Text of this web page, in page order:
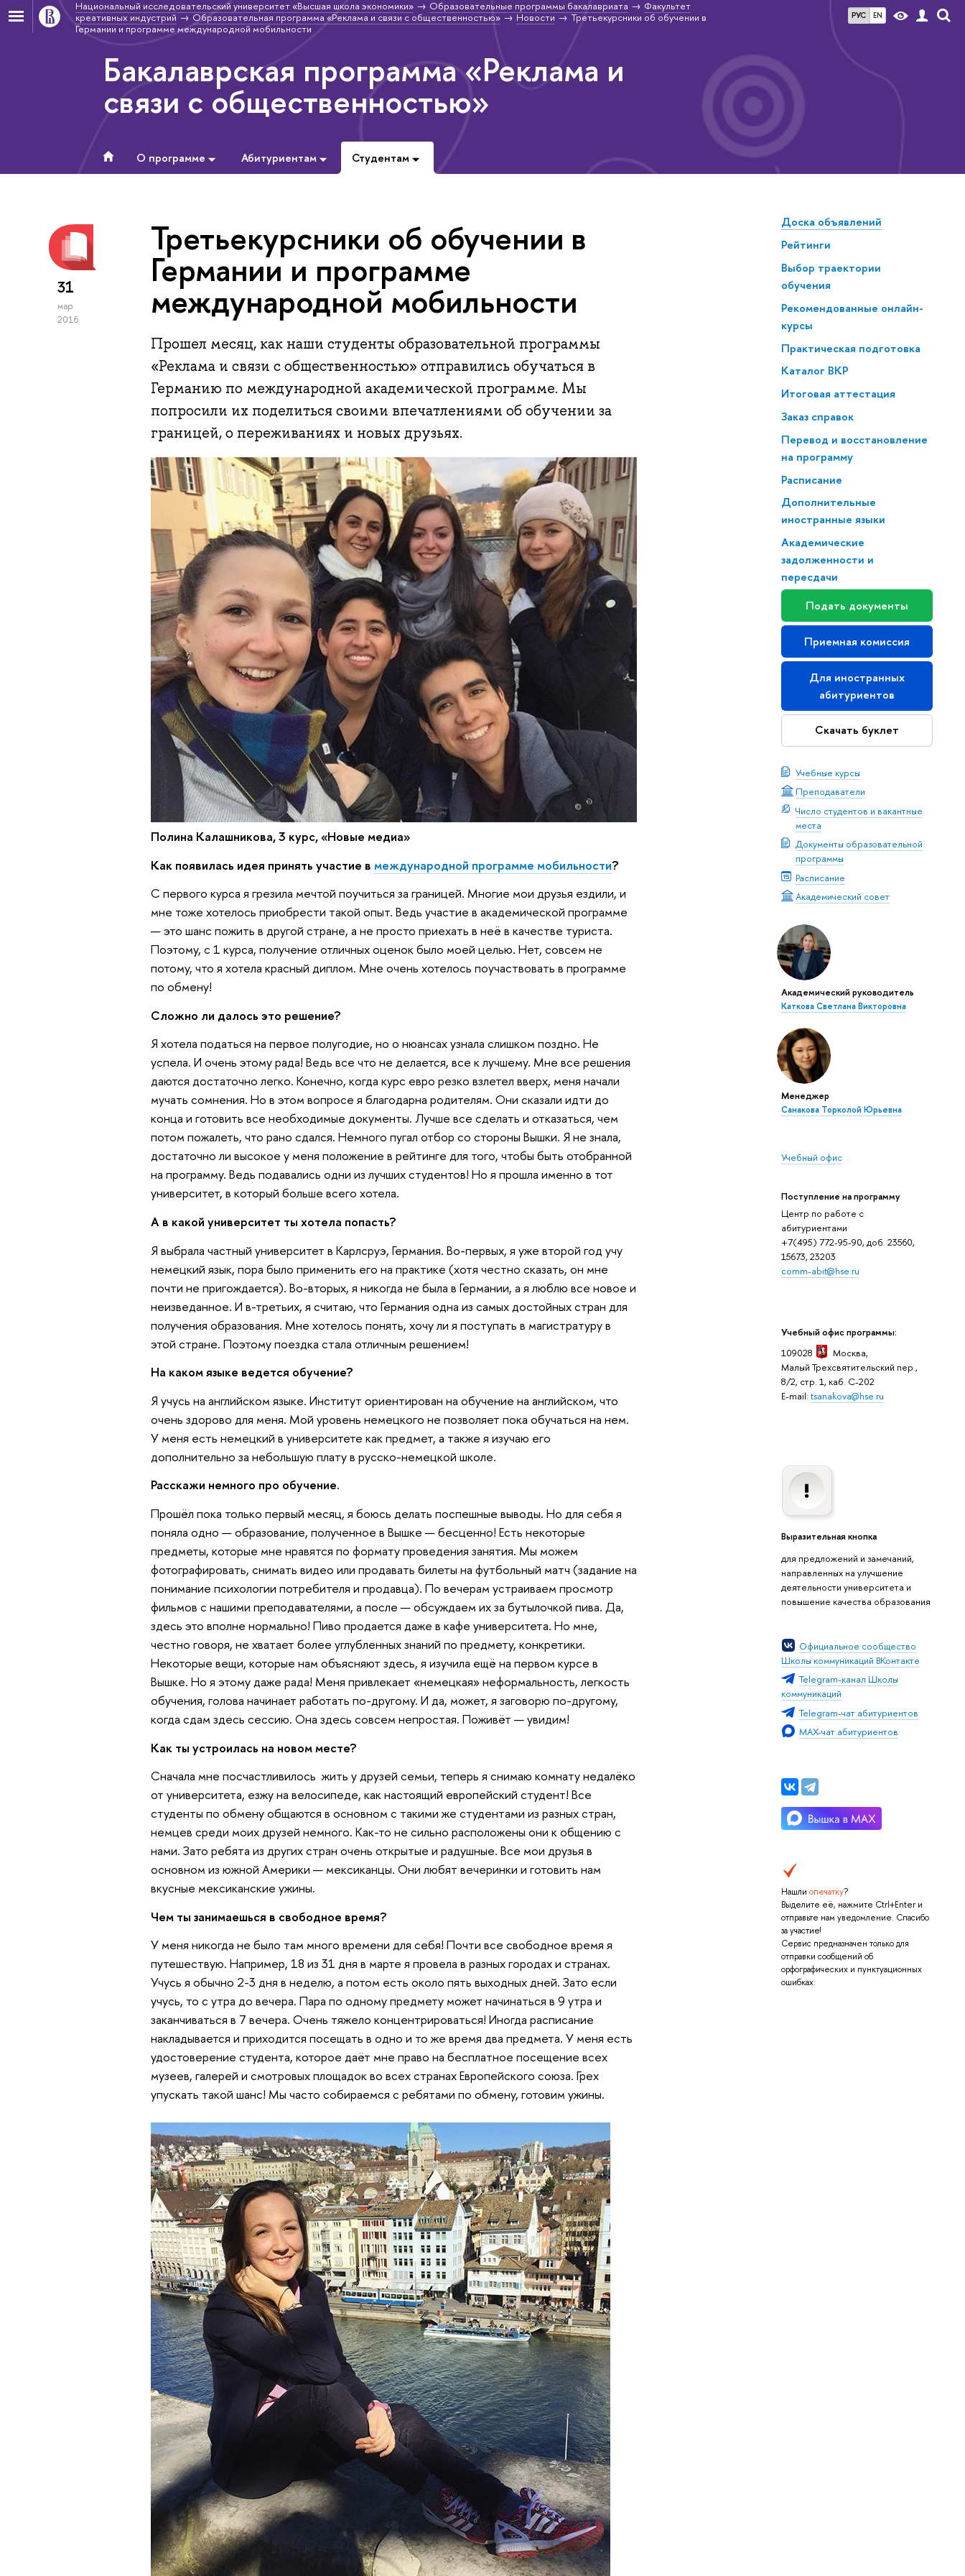
РУС EN
Национальный исследовательский университет «Высшая школа экономики» Образовательные программы бакалавриата
Факультет
креативных индустрий
Образовательная программа «Реклама и связи с общественностью» Новости
Третьекурсники об обучении в
Германии и программе международной мобильности
Бакалаврская программа «Реклама и
связи с общественностью»
О программе Абитуриентам Студентам
Доска объявлений
Рейтинги
Выбор траектории
обучения
Рекомендованные онлайн-
курсы
Практическая подготовка
Каталог ВКР
Итоговая аттестация
Заказ справок
Перевод и восстановление
на программу
Расписание
Дополнительные
иностранные языки
Академические
задолженности и
пересдачи
Подать документы
Приемная комиссия
Для иностранных
абитуриентов
Скачать буклет
Учебные курсы
Преподаватели
Число студентов и вакантные
места
Документы образовательной
программы
Расписание
Академический совет
Академический руководитель
Каткова Светлана Викторовна
Менеджер
Санакова Торколой Юрьевна
Учебный офис
Поступление на программу
Центр по работе с
абитуриентами
+7(495) 772-95-90, доб. 23560,
15673, 23203
comm-abit@hse.ru
Учебный офис программы:
109028
Москва,
Малый Трехсвятительский пер.,
8/2, стр. 1, каб. C-202
E-mail: tsanakova@hse.ru
Выразительная кнопка
для предложений и замечаний,
направленных на улучшение
деятельности университета и
повышение качества образования
Официальное сообщество
Школы коммуникаций ВКонтакте
Telegram-канал Школы
коммуникаций
Telegram-чат абитуриентов
MAX-чат абитуриентов
Нашли опечатку?
Выделите её, нажмите Ctrl+Enter и
отправьте нам уведомление. Спасибо
за участие!
Сервис предназначен только для
отправки сообщений об
орфографических и пунктуационных
ошибках.
31
мар
2016
Третьекурсники об обучении в
Германии и программе
международной мобильности
Прошел месяц, как наши студенты образовательной программы
«Реклама и связи с общественностью» отправились обучаться в
Германию по международной академической программе. Мы
попросили их поделиться своими впечатлениями об обучении за
границей, о переживаниях и новых друзьях.
Полина Калашникова, 3 курс, «Новые медиа»
Как появилась идея принять участие в международной программе мобильности?
С первого курса я грезила мечтой поучиться за границей. Многие мои друзья ездили, и
мне тоже хотелось приобрести такой опыт. Ведь участие в академической программе
— это шанс пожить в другой стране, а не просто приехать в неё в качестве туриста.
Поэтому, с 1 курса, получение отличных оценок было моей целью. Нет, совсем не
потому, что я хотела красный диплом. Мне очень хотелось поучаствовать в программе
по обмену!
Сложно ли далось это решение?
Я хотела податься на первое полугодие, но о нюансах узнала слишком поздно. Не
успела. И очень этому рада! Ведь все что не делается, все к лучшему. Мне все решения
даются достаточно легко. Конечно, когда курс евро резко взлетел вверх, меня начали
мучать сомнения. Но в этом вопросе я благодарна родителям. Они сказали идти до
конца и готовить все необходимые документы. Лучше все сделать и отказаться, чем
потом пожалеть, что рано сдался. Немного пугал отбор со стороны Вышки. Я не знала,
достаточно ли высокое у меня положение в рейтинге для того, чтобы быть отобранной
на программу. Ведь подавались одни из лучших студентов! Но я прошла именно в тот
университет, в который больше всего хотела.
А в какой университет ты хотела попасть?
Я выбрала частный университет в Карлсруэ, Германия. Во-первых, я уже второй год учу
немецкий язык, пора было применить его на практике (хотя честно сказать, он мне
почти не пригождается). Во-вторых, я никогда не была в Германии, а я люблю все новое и
неизведанное. И в-третьих, я считаю, что Германия одна из самых достойных стран для
получения образования. Мне хотелось понять, хочу ли я поступать в магистратуру в
этой стране. Поэтому поездка стала отличным решением!
На каком языке ведется обучение?
Я учусь на английском языке. Институт ориентирован на обучение на английском, что
очень здорово для меня. Мой уровень немецкого не позволяет пока обучаться на нем.
У меня есть немецкий в университете как предмет, а также я изучаю его
дополнительно за небольшую плату в русско-немецкой школе.
Расскажи немного про обучение.
Прошёл пока только первый месяц, я боюсь делать поспешные выводы. Но для себя я
поняла одно — образование, полученное в Вышке — бесценно! Есть некоторые
предметы, которые мне нравятся по формату проведения занятия. Мы можем
фотографировать, снимать видео или продавать билеты на футбольный матч (задание на
понимание психологии потребителя и продавца). По вечерам устраиваем просмотр
фильмов с нашими преподавателями, а после — обсуждаем их за бутылочкой пива. Да,
здесь это вполне нормально! Пиво продается даже в кафе университета. Но мне,
честно говоря, не хватает более углубленных знаний по предмету, конкретики.
Некоторые вещи, которые нам объясняют здесь, я изучила ещё на первом курсе в
Вышке. Но я этому даже рада! Меня привлекает «немецкая» неформальность, легкость
обучения, голова начинает работать по-другому. И да, может, я заговорю по-другому,
когда сдам здесь сессию. Она здесь совсем непростая. Поживёт — увидим!
Как ты устроилась на новом месте?
Сначала мне посчастливилось жить у друзей семьи, теперь я снимаю комнату недалёко
от университета, езжу на велосипеде, как настоящий европейский студент! Все
студенты по обмену общаются в основном с такими же студентами из разных стран,
немцев среди моих друзей немного. Как-то не сильно расположены они к общению с
нами. Зато ребята из других стран очень открытые и радушные. Все мои друзья в
основном из южной Америки — мексиканцы. Они любят вечеринки и готовить нам
вкусные мексиканские ужины.
Чем ты занимаешься в свободное время?
У меня никогда не было там много времени для себя! Почти все свободное время я
путешествую. Например, 18 из 31 дня в марте я провела в разных городах и странах.
Учусь я обычно 2-3 дня в неделю, а потом есть около пять выходных дней. Зато если
учусь, то с утра до вечера. Пара по одному предмету может начинаться в 9 утра и
заканчиваться в 7 вечера. Очень тяжело концентрироваться! Иногда расписание
накладывается и приходится посещать в одно и то же время два предмета. У меня есть
удостоверение студента, которое даёт мне право на бесплатное посещение всех
музеев, галерей и смотровых площадок во всех странах Европейского союза. Грех
упускать такой шанс! Мы часто собираемся с ребятами по обмену, готовим ужины.